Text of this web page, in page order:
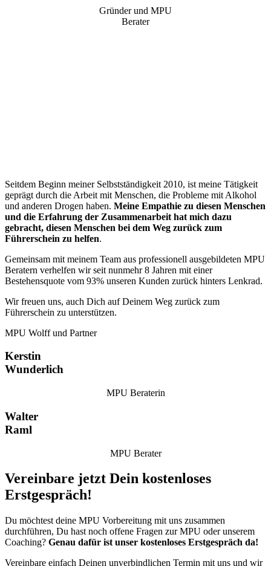
Gründer und MPU
Berater
Seitdem Beginn meiner Selbstständigkeit 2010, ist meine Tätigkeit
geprägt durch die Arbeit mit Menschen, die Probleme mit Alkohol
und anderen Drogen haben. Meine Empathie zu diesen Menschen
und die Erfahrung der Zusammenarbeit hat mich dazu
gebracht, diesen Menschen bei dem Weg zurück zum
Führerschein zu helfen.
Gemeinsam mit meinem Team aus professionell ausgebildeten MPU
Beratern verhelfen wir seit nunmehr 8 Jahren mit einer
Bestehensquote vom 93% unseren Kunden zurück hinters Lenkrad.
Wir freuen uns, auch Dich auf Deinem Weg zurück zum
Führerschein zu unterstützen.
MPU Wolff und Partner
Kerstin
Wunderlich
MPU Beraterin
Walter
Raml
MPU Berater
Vereinbare jetzt Dein kostenloses
Erstgespräch!
Du möchtest deine MPU Vorbereitung mit uns zusammen
durchführen, Du hast noch offene Fragen zur MPU oder unserem
Coaching? Genau dafür ist unser kostenloses Erstgespräch da!
Vereinbare einfach Deinen unverbindlichen Termin mit uns und wir